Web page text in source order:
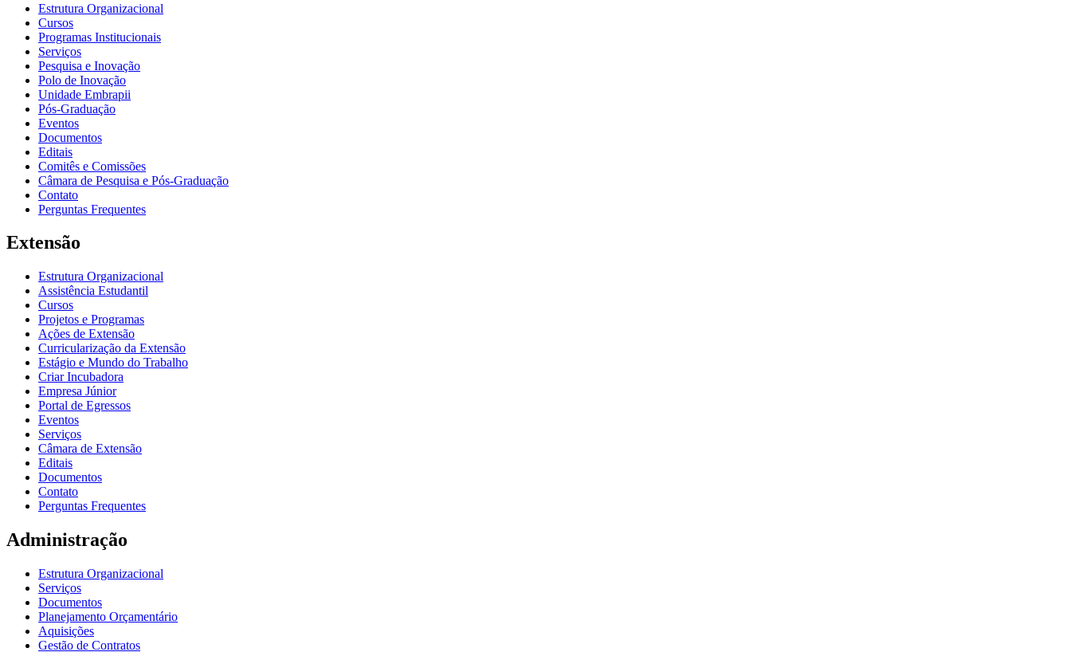
Estrutura Organizacional
Cursos
Programas Institucionais
Serviços
Pesquisa e Inovação
Polo de Inovação
Unidade Embrapii
Pós-Graduação
Eventos
Documentos
Editais
Comitês e Comissões
Câmara de Pesquisa e Pós-Graduação
Contato
Perguntas Frequentes
Extensão
Estrutura Organizacional
Assistência Estudantil
Cursos
Projetos e Programas
Ações de Extensão
Curricularização da Extensão
Estágio e Mundo do Trabalho
Criar Incubadora
Empresa Júnior
Portal de Egressos
Eventos
Serviços
Câmara de Extensão
Editais
Documentos
Contato
Perguntas Frequentes
Administração
Estrutura Organizacional
Serviços
Documentos
Planejamento Orçamentário
Aquisições
Gestão de Contratos